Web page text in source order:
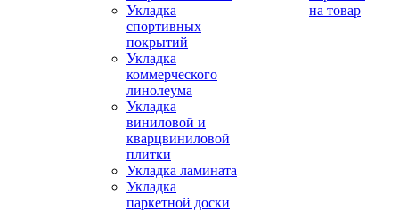
Укладка
спортивных
покрытий
Укладка
коммерческого
линолеума
Укладка
виниловой и
кварцвиниловой
плитки
Укладка ламината
Укладка
паркетной доски
на товар